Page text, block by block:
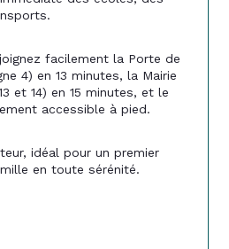
facilement la Porte de
4) en 13 minutes, la Mairie
et 14) en 15 minutes, et le
accessible à pied.
idéal pour un premier
en toute sérénité.